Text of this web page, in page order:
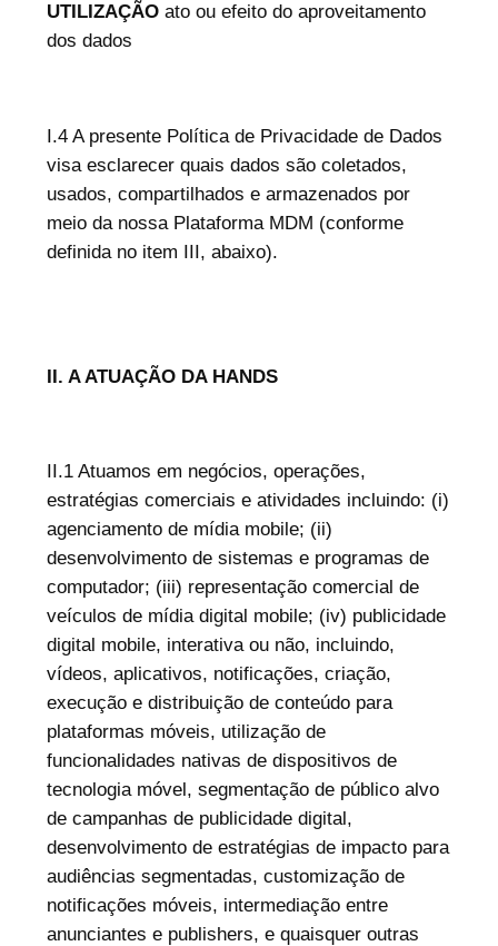
UTILIZAÇÃO ato ou efeito do aproveitamento
dos dados
I.4 A presente Política de Privacidade de Dados
visa esclarecer quais dados são coletados,
usados, compartilhados e armazenados por
meio da nossa Plataforma MDM (conforme
definida no item III, abaixo).
II. A ATUAÇÃO DA HANDS
II.1 Atuamos em negócios, operações,
estratégias comerciais e atividades incluindo: (i)
agenciamento de mídia mobile; (ii)
desenvolvimento de sistemas e programas de
computador; (iii) representação comercial de
veículos de mídia digital mobile; (iv) publicidade
digital mobile, interativa ou não, incluindo,
vídeos, aplicativos, notificações, criação,
execução e distribuição de conteúdo para
plataformas móveis, utilização de
funcionalidades nativas de dispositivos de
tecnologia móvel, segmentação de público alvo
de campanhas de publicidade digital,
desenvolvimento de estratégias de impacto para
audiências segmentadas, customização de
notificações móveis, intermediação entre
anunciantes e publishers, e quaisquer outras